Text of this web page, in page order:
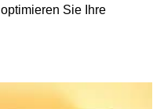
Sie Ihre